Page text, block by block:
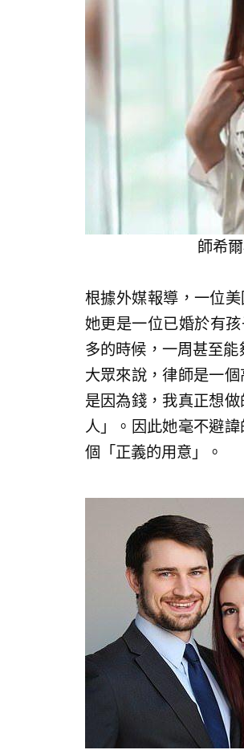
師希
根據外媒報導，一位
她更是一位已婚於有
多的時候，一周甚至
大眾來說，律師是一
是因為錢，我真正想
人」。因此她毫不避
個「正義的用意」。